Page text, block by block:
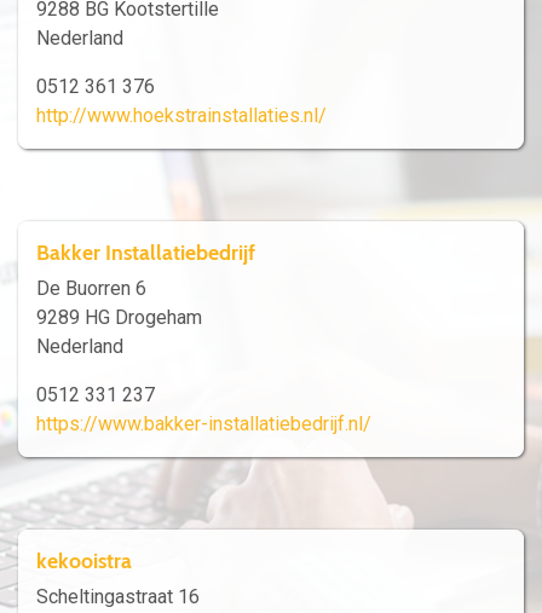
9288 BG Kootstertille
Nederland
0512 361 376
http://www.hoekstrainstallaties.nl/
Bakker Installatiebedrijf
De Buorren 6
9289 HG Drogeham
Nederland
0512 331 237
https://www.bakker-installatiebedrijf.nl/
kekooistra
Scheltingastraat 16